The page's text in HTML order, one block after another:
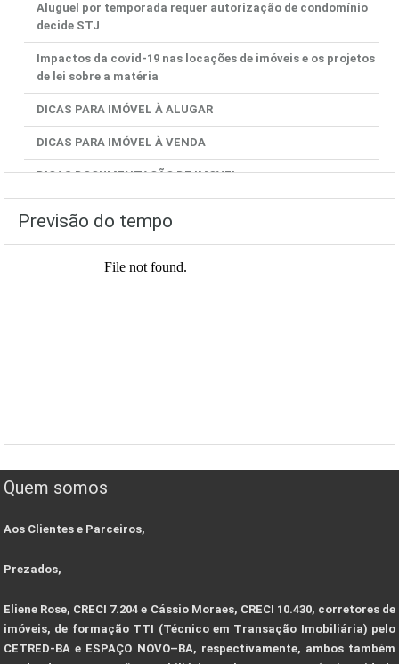
Aluguel por temporada requer autorização de condomínio
decide STJ
Impactos da covid-19 nas locações de imóveis e os projetos
de lei sobre a matéria
DICAS PARA IMÓVEL À ALUGAR
DICAS PARA IMÓVEL À VENDA
DICAS DOCUMENTAÇÃO DE IMOVEL
Previsão do tempo
Quem somos
Aos Clientes e Parceiros,
Prezados,
Eliene Rose, CRECI 7.204 e Cássio Moraes, CRECI 10.430, corretores de
imóveis, de formação TTI (Técnico em Transação Imobiliária) pelo
CETRED-BA e ESPAÇO NOVO–BA, respectivamente, ambos também